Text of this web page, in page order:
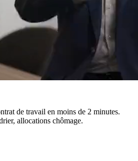
de travail en moins de 2 minutes.
allocations chômage.